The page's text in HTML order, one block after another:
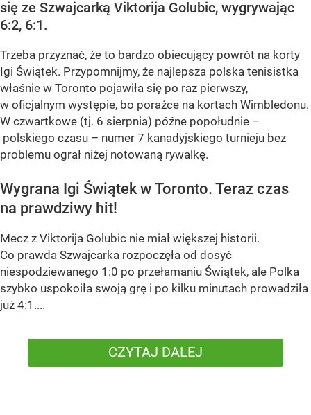
się ze Szwajcarką Viktorija Golubic, wygrywając
6:2, 6:1.
Trzeba przyznać, że to bardzo obiecujący powrót na korty
Igi Świątek. Przypomnijmy, że najlepsza polska tenisistka
właśnie w Toronto pojawiła się po raz pierwszy,
w oficjalnym występie, bo porażce na kortach Wimbledonu.
W czwartkowe (tj. 6 sierpnia) późne popołudnie –
polskiego czasu – numer 7 kanadyjskiego turnieju bez
problemu ograł niżej notowaną rywalkę.
Wygrana Igi Świątek w Toronto. Teraz czas
na prawdziwy hit!
Mecz z Viktorija Golubic nie miał większej historii.
Co prawda Szwajcarka rozpoczęła od dosyć
niespodziewanego 1:0 po przełamaniu Świątek, ale Polka
szybko uspokoiła swoją grę i po kilku minutach prowadziła
już 4:1....
CZYTAJ DALEJ